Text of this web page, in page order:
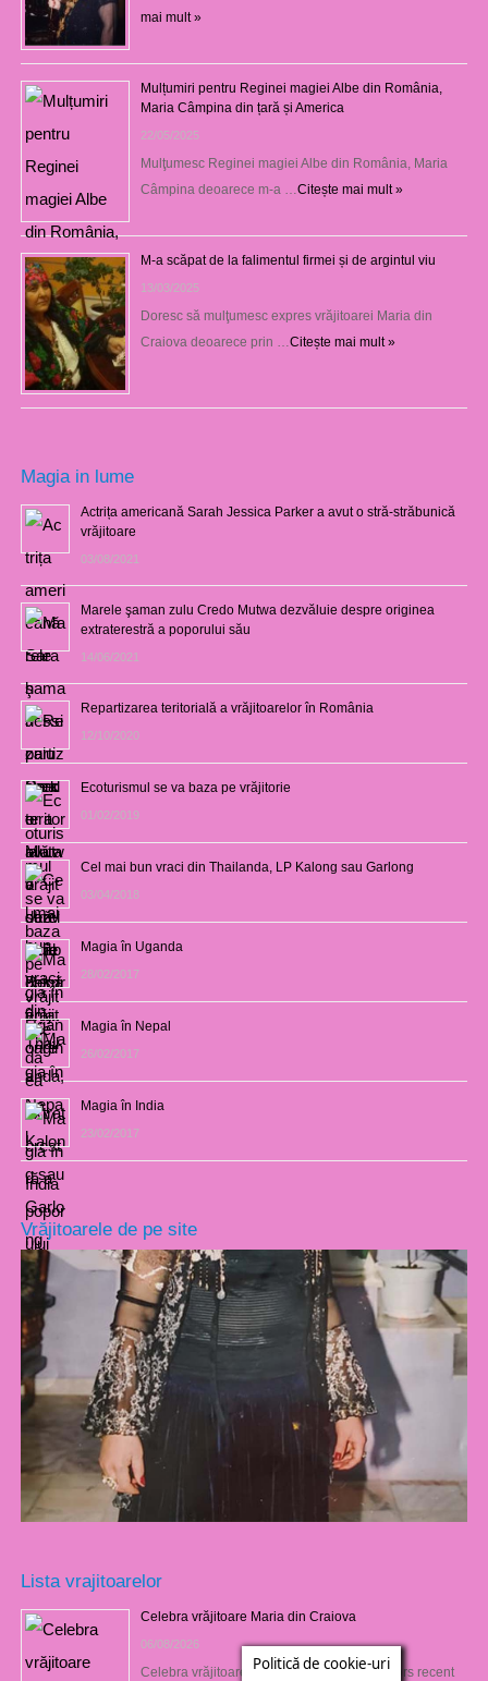
mai mult »
Mulțumiri pentru Reginei magiei Albe din România,
Maria Câmpina din țară și America
22/05/2025
Mulţumesc Reginei magiei Albe din România, Maria
Câmpina deoarece m-a … Citește mai mult »
M-a scăpat de la falimentul firmei și de argintul viu
13/03/2025
Doresc să mulţumesc expres vrăjitoarei Maria din
Craiova deoarece prin … Citește mai mult »
Magia in lume
Actrița americană Sarah Jessica Parker a avut o stră-străbunică
vrăjitoare
03/08/2021
Marele şaman zulu Credo Mutwa dezvăluie despre originea
extraterestră a poporului său
14/06/2021
Repartizarea teritorială a vrăjitoarelor în România
12/10/2020
Ecoturismul se va baza pe vrăjitorie
01/02/2019
Cel mai bun vraci din Thailanda, LP Kalong sau Garlong
03/04/2018
Magia în Uganda
28/02/2017
Magia în Nepal
26/02/2017
Magia în India
23/02/2017
Vrăjitoarele de pe site
Lista vrajitoarelor
Celebra vrăjitoare Maria din Craiova
06/08/2026
Celebra vrăjitoare Maria din Craiova s-a întors recent
Politică de cookie-uri